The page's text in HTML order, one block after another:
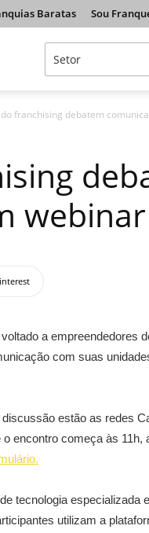
Baratas Sou
do franchising debatem
a empreendedores
com suas
estão as redes
encontro começa às 11h,
tecnologia especializada
utilizam a